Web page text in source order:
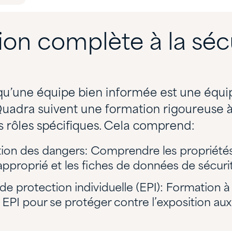
complète à la
équipe bien informée est une
suivent une formation rigoureuse
rôles spécifiques. Cela comprend:
des dangers: Comprendre les
et les fiches de données de
protection individuelle (EPI): Formation à
pour se protéger contre l’exposition